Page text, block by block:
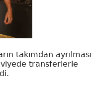
takımdan ayrılması
transferlerle